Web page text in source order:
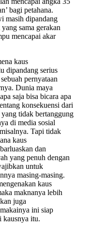
bagi petahana.
masih dipandang
sama gerakan
mencapai akar
kaus
dipandang serius
pernyataan
Dunia maya
saja bisa bicara apa
konsekuensi dari
tidak bertanggung
di media sosial
Tapi tidak
kaus
dan
yang penuh dengan
untuk
masing-masing.
kaus
maknanya lebih
juga
ini siap
kausnya itu.